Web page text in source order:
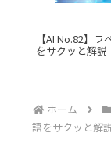
【AI No.82】
をサクッと解説
ホーム
語をサクッと解